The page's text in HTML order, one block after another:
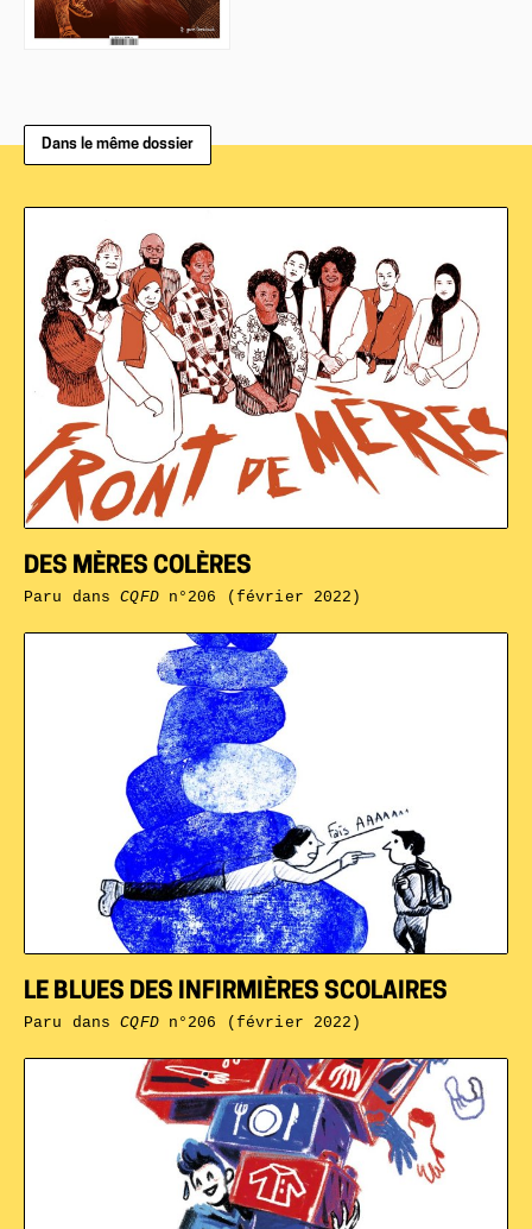
Dans le même dossier
LE BLUES DES INFIRMIÈRES SCOLAIRES
Paru dansCQFDn°206 (février 2022)
DES MÈRES COLÈRES
Paru dansCQFDn°206 (février 2022)